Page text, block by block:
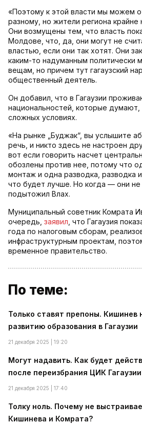
«Поэтому к этой власти мы можем
разному, но жители региона крайне
Они возмущены тем, что власть
Молдове, что, да, они могут не
властью, если они так хотят. Они
каким-то надуманным политически
вещам, но причем тут гагаузский
общественный деятель.
Он добавил, что в Гагаузии
национальностей, которые думают,
сложных условиях.
«На рынке „Буджак“, вы услышите
речь, и никто здесь не настроен
вот если говорить насчет
обозлены против нее, потому что
монтаж и одна разводка, разводка и
что будет лучше. Но когда — они
подытожил Влах.
Муниципальный советник Комрата
очередь, заявил , что Гагаузия
года по налоговым сборам,
инфраструктурным проектам,
временное правительство.
По теме:
Только ставят препоны. Кишинев
развитию образования в Гагаузии
21 декабря 2025 | 19:20
Могут надавить. Как будет
после переизбрания ЦИК
21 декабря 2025 | 17:40
Толку ноль. Почему не
Кишинева и Комрата?